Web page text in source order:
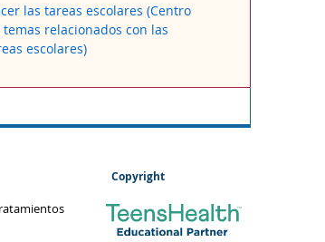
las tareas escolares (Centro
temas relacionados con las
escolares)
Copyright